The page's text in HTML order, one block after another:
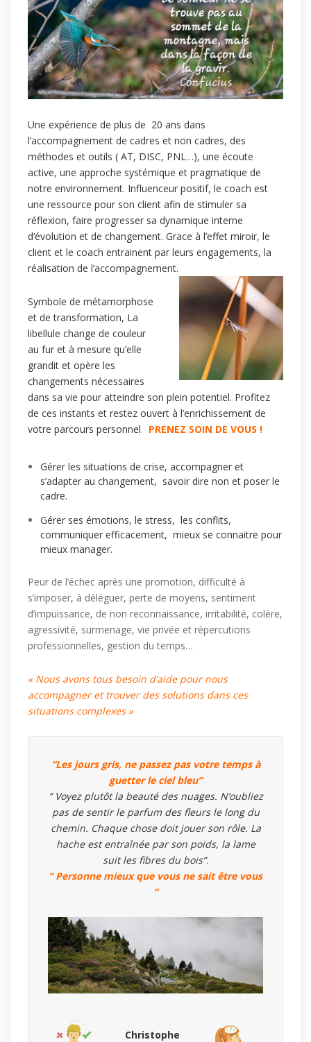
Une expérience de plus de 20 ans dans
l’accompagnement de cadres et non cadres, des
méthodes et outils ( AT, DISC, PNL…), une écoute
active, une approche systémique et pragmatique de
notre environnement. Influenceur positif, le coach est
une ressource pour son client afin de stimuler sa
réflexion, faire progresser sa dynamique interne
d’évolution et de changement. Grace à l’effet miroir, le
client et le coach entrainent par leurs engagements, la
réalisation de l’accompagnement.
Symbole de métamorphose
et de transformation, La
libellule change de couleur
au fur et à mesure qu’elle
grandit et opère les
changements nécessaires
dans sa vie pour atteindre son plein potentiel. Profitez
de ces instants et restez ouvert à l’enrichissement de
votre parcours personnel. PRENEZ SOIN DE VOUS !
Gérer les situations de crise, accompagner et
s’adapter au changement, savoir dire non et poser le
cadre.
Gérer ses émotions, le stress, les conflits,
communiquer efficacement, mieux se connaitre pour
mieux manager.
Peur de l’échec après une promotion, difficulté à
s’imposer, à déléguer, perte de moyens, sentiment
d’impuissance, de non reconnaissance, irritabilité, colère,
agressivité, surmenage, vie privée et répercutions
professionnelles, gestion du temps…
« Nous avons tous besoin d’aide pour nous
accompagner et trouver des solutions dans ces
situations complexes »
“Les jours gris, ne passez pas votre temps à
guetter le ciel bleu”
” Voyez plutôt la beauté des nuages. N’oubliez
pas de sentir le parfum des fleurs le long du
chemin. Chaque chose doit jouer son rôle. La
hache est entraînée par son poids, la lame
suit les fibres du bois”.
” Personne mieux que vous ne sait être vous
“
Christophe